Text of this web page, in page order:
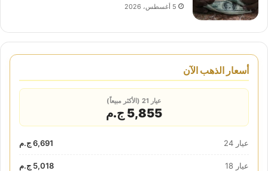
5 أغسطس، 2026
أسعار الذهب الآن
عيار 21 (الأكثر مبيعاً)
5,855 ج.م
عيار 24 6,691 ج.م
عيار 18 5,018 ج.م